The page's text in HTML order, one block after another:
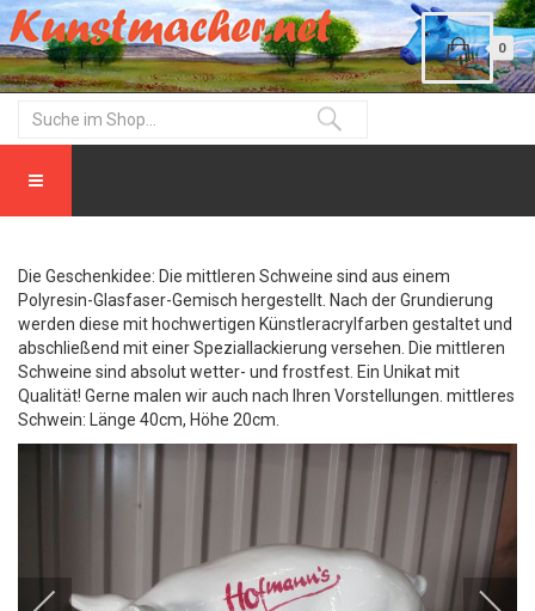
0
Die Geschenkidee: Die mittleren Schweine sind aus einem
Polyresin-Glasfaser-Gemisch hergestellt. Nach der Grundierung
werden diese mit hochwertigen Künstleracrylfarben gestaltet und
abschließend mit einer Speziallackierung versehen. Die mittleren
Schweine sind absolut wetter- und frostfest. Ein Unikat mit
Qualität! Gerne malen wir auch nach Ihren Vorstellungen. mittleres
Schwein: Länge 40cm, Höhe 20cm.